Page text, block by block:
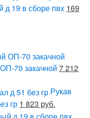
д 19 в сборе пвх 169
70 закачной 7 212
Рукав
гр 1 823 руб.